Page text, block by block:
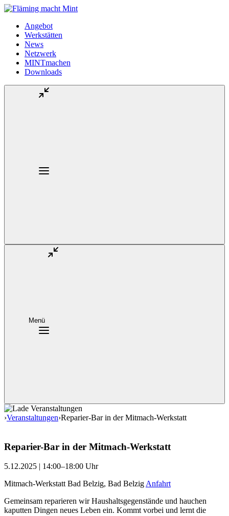
Angebot
Werkstätten
News
Netzwerk
MINTmachen
Downloads
Menü
›Veranstaltungen›Reparier-Bar in der Mitmach-Werkstatt
Reparier-Bar in der Mitmach-Werkstatt
5.12.2025 | 14:00–18:00 Uhr
Mitmach-Werkstatt Bad Belzig, Bad BelzigAnfahrt
Gemeinsam reparieren wir Haushaltsgegenstände und hauchen
kaputten Dingen neues Leben ein. Kommt vorbei und lernt die